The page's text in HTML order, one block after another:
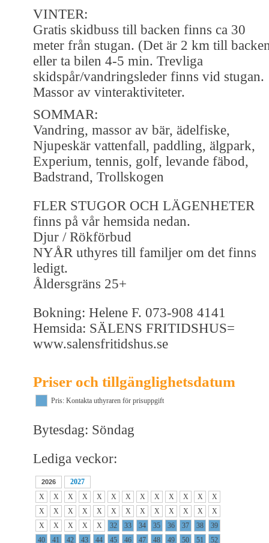
VINTER:
Gratis skidbuss till backen finns ca 30
meter från stugan. (Det är 2 km till
eller ta bilen 4-5 min. Trevliga
skidspår/vandringsleder finns vid stugan.
Massor av vinteraktiviteter.
SOMMAR:
Vandring, massor av bär, ädelfiske,
Njupeskär vattenfall, paddling, älgpark,
Experium, tennis, golf, levande fäbod,
Badstrand, Trollskogen
FLER STUGOR OCH LÄGENHETER
finns på vår hemsida nedan.
Djur / Rökförbud
NYÅR uthyres till familjer om det finns
ledigt.
Åldersgräns 25+
Bokning: Helene F. 073-908 4141
Hemsida: SÄLENS FRITIDSHUS=
www.salensfritidshus.se
Priser och tillgänglighetsdatum
Pris: Kontakta uthyraren för prisuppgift
Bytesdag: Söndag
Lediga veckor:
2026
2027
X
X X X X X X X X X X X
X
X
X X X X X X X X X X X
X
X
X X X X 32 33 34 35 36 37 38
39
40
41 42 43 44 45 46 47 48 49 50 51
52